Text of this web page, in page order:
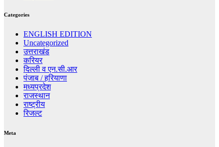
Categories
ENGLISH EDITION
Uncategorized
उत्तराखंड
करियर
दिल्ली व एन.सी.आर
पंजाब / हरियाणा
मध्यप्रदेश
राजस्थान
राष्ट्रीय
रिजल्ट
Meta